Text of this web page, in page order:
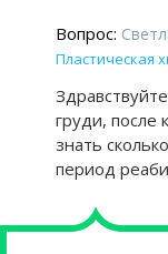
Вопрос:
Пластическая
груди, после
знать
период